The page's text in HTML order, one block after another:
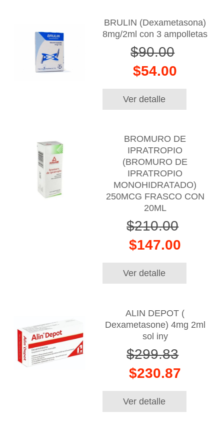
BRULIN (Dexametasona)
8mg/2ml con 3 ampolletas
$90.00
$54.00
Ver detalle
BROMURO DE
IPRATROPIO
(BROMURO DE
IPRATROPIO
MONOHIDRATADO)
250MCG FRASCO CON
20ML
$210.00
$147.00
Ver detalle
ALIN DEPOT (
Dexametasone) 4mg 2ml
sol iny
$299.83
$230.87
Ver detalle